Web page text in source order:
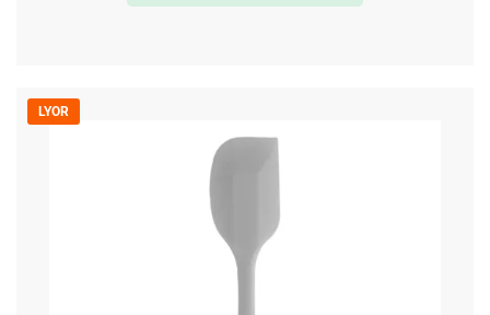
LYOR